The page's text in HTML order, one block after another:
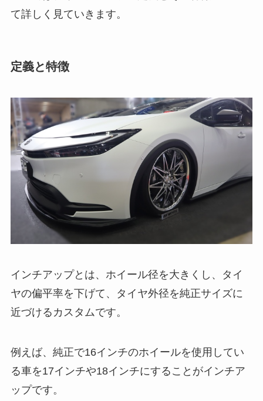
て詳しく見ていきます。
定義と特徴
インチアップとは、ホイール径を大きくし、タイ
ヤの偏平率を下げて、タイヤ外径を純正サイズに
近づけるカスタムです。
例えば、純正で16インチのホイールを使用してい
る車を17インチや18インチにすることがインチア
ップです。